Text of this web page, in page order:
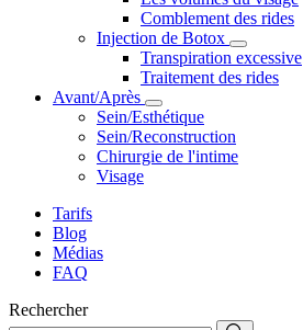
Comblement des rides
Injection de Botox
Transpiration excessive
Traitement des rides
Avant/Après
Sein/Esthétique
Sein/Reconstruction
Chirurgie de l'intime
Visage
Tarifs
Blog
Médias
FAQ
Rechercher